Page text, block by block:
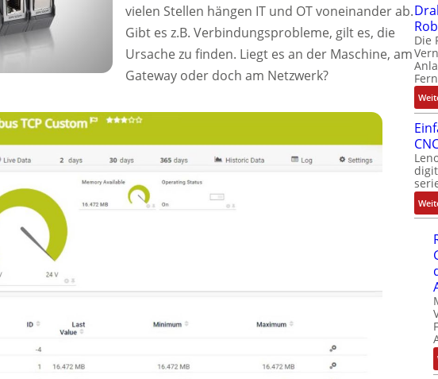
vielen Stellen hängen IT und OT voneinander ab.
Gibt es z.B. Verbindungsprobleme, gilt es, die
Ursache zu finden. Liegt es an der Maschine, am
Gateway oder doch am Netzwerk?
Die